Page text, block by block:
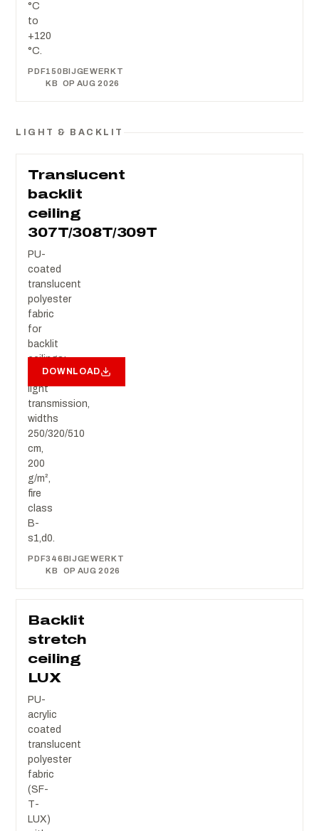
°C
to
+120
°C.
PDF150
KB
BIJGEWERKT
OP AUG 2026
LIGHT & BACKLIT
Translucent
backlit
ceiling
307T/308T/309T
PU-
coated
translucent
polyester
fabric
for
backlit
ceilings:
30/50/70%
light
transmission,
widths
250/320/510
cm,
200
g/m²,
fire
class
B-
s1,d0.
PDF346
KB
BIJGEWERKT
OP AUG 2026
DOWNLOAD
Backlit
stretch
ceiling
LUX
PU-
acrylic
coated
translucent
polyester
fabric
(SF-
T-
LUX)